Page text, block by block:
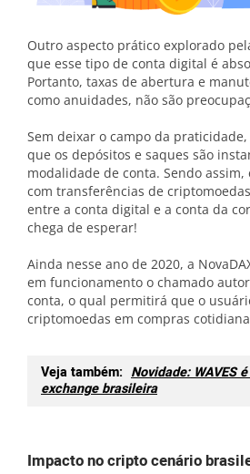
Outro aspecto prático explorado
que esse tipo de conta digital é
Portanto, taxas de abertura e
como anuidades, não são
Sem deixar o campo da
que os depósitos e saques são
modalidade de conta. Sendo
com transferências de
entre a conta digital e a conta da
chega de esperar!
Ainda nesse ano de 2020, a
em funcionamento o chamado
conta, o qual permitirá que o
criptomoedas em compras
Veja também: Novidade: WAVES
exchange brasileira
Impacto no cripto cenário